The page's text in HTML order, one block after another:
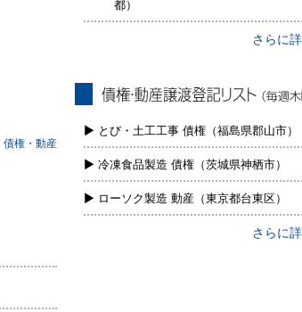
債権・動産
都）
さらに
新）
▶ とび・土工工事 債権（福島県郡山市）
▶ 冷凍食品製造 債権（茨城県神栖市）
▶ ローソク製造 動産（東京都台東区）
さらに